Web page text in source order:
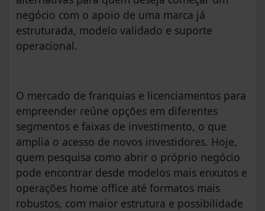
negócio com o apoio de uma marca já
estruturada, modelo validado e suporte
operacional.
O mercado de franquias e licenciamentos para
empreender reúne opções em diferentes
segmentos e faixas de investimento, o que
amplia o acesso de novos investidores. Hoje,
quem pesquisa como abrir o próprio negócio
pode encontrar desde modelos mais enxutos e
operações home office até formatos mais
robustos, com maior estrutura e possibilidade